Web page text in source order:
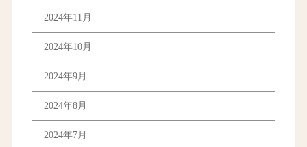
2024年11月
2024年10月
2024年9月
2024年8月
2024年7月